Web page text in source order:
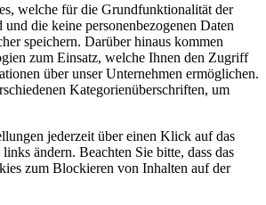
welche für die Grundfunktionalität der
und die keine personenbezogenen Daten
speichern. Darüber hinaus kommen
zum Einsatz, welche Ihnen den Zugriff
über unser Unternehmen ermöglichen.
Kategorienüberschriften, um
jederzeit über einen Klick auf das
ändern. Beachten Sie bitte, dass das
zum Blockieren von Inhalten auf der